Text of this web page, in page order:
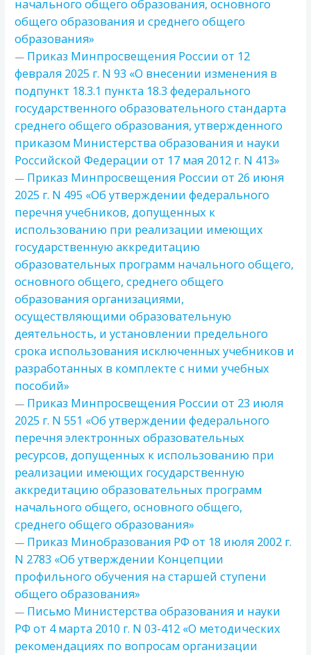
начального общего образования, основного
общего образования и среднего общего
образования»
— Приказ Минпросвещения России от 12
февраля 2025 г. N 93 «О внесении изменения в
подпункт 18.3.1 пункта 18.3 федерального
государственного образовательного стандарта
среднего общего образования, утвержденного
приказом Министерства образования и науки
Российской Федерации от 17 мая 2012 г. N 413»
— Приказ Минпросвещения России от 26 июня
2025 г. N 495 «Об утверждении федерального
перечня учебников, допущенных к
использованию при реализации имеющих
государственную аккредитацию
образовательных программ начального общего,
основного общего, среднего общего
образования организациями,
осуществляющими образовательную
деятельность, и установлении предельного
срока использования исключенных учебников и
разработанных в комплекте с ними учебных
пособий»
— Приказ Минпросвещения России от 23 июля
2025 г. N 551 «Об утверждении федерального
перечня электронных образовательных
ресурсов, допущенных к использованию при
реализации имеющих государственную
аккредитацию образовательных программ
начального общего, основного общего,
среднего общего образования»
— Приказ Минобразования РФ от 18 июля 2002 г.
N 2783 «Об утверждении Концепции
профильного обучения на старшей ступени
общего образования»
— Письмо Министерства образования и науки
РФ от 4 марта 2010 г. N 03-412 «О методических
рекомендациях по вопросам организации